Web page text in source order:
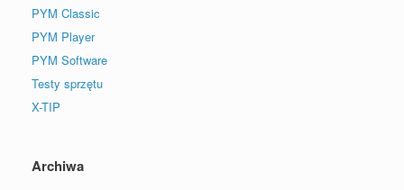
PYM Classic
PYM Player
PYM Software
Testy sprzętu
X-TIP
Archiwa